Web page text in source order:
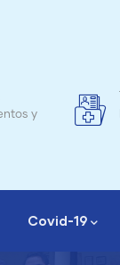
Covid-19